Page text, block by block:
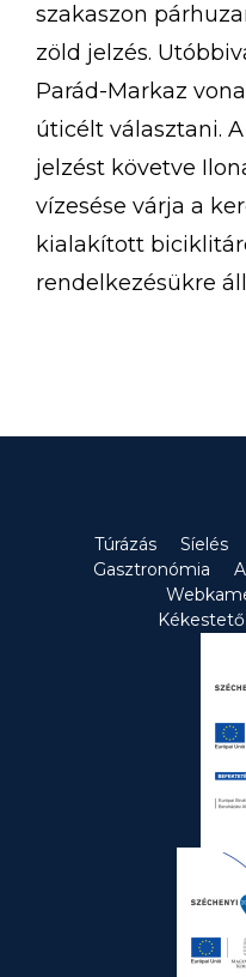
szakaszon
zöld jelzés.
Parád-Markaz
úticélt választani.
jelzést követve
vízesése várja a
kialakított
rendelkezésükre
Túrázás Síelés
Gasztronómia